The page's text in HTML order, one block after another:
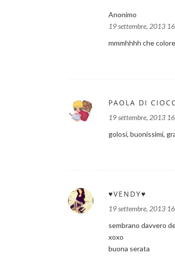
Anonimo
19 settembre, 2013
mmmhhhh che
PAOLA DI
19 settembre, 2013
golosi, buonissimi,
♥VENDY♥
19 settembre, 2013
sembrano davvero
xoxo
buona serata